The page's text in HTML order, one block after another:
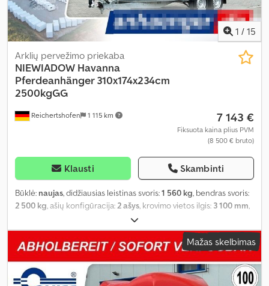
1 / 15
Reichertshofen 1 115 km
Arklių pervežimo priekaba
NIEWIADOW Havanna
Pferdeanhänger 310x174x234cm
2500kgGG
7 143 €
Fiksuota kaina plius PVM
(8 500 € bruto)
Klausti Skambinti
Būklė: naujas, didžiausias leistinas svoris:1 560 kg, bendras svoris:
2 500 kg, ašių konfigūracija:2 ašys, krovimo vietos ilgis: 3 100 mm,
1 740 mm, krovos erdvės aukštis:
mm,
Mažas skelbimas